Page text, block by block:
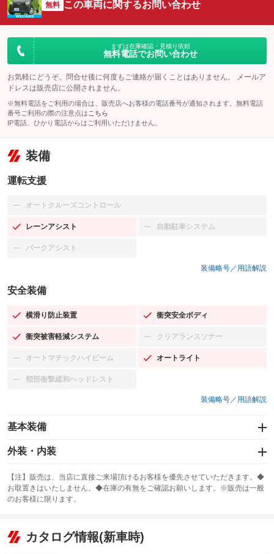
無料 この車両に関するお問い合わせ
まずは在庫確認・見積り依頼
無料電話でお問い合わせ
お気軽にどうぞ。問合せ後に何度もご連絡が届くことはありません。 メールア
ドレスは販売店に公開されません。
※無料電話をご利用の場合は、販売店へお客様の電話番号が通知されます。無料電話
番号ご利用の際の注意点は こちら
IP電話、ひかり電話からはご利用いただけません。
装備
運転支援
オートクルーズコントロール
：装備なし
レーンアシスト
：装備あり 自動駐車システム
：装備なし
パークアシスト
：装備なし
装備略号／用語解説
安全装備
横滑り防止装置
：装備あり 衝突安全ボディ
：装備あり
衝突被害軽減システム
：装備あり クリアランスソナー
：装備なし
オートマチックハイビーム
：装備なし オートライト
：装備あり
頸部衝撃緩和ヘッドレスト
：装備なし
装備略号／用語解説
基本装備
エアバッグ：運転席/助手席/サイド
：装備あり
：装備なし
サンルーフ
：装備なし ABS
リフトアップ
：装備なし
外装・内装
カーナビ
：装備なし
TV
：装備なし
ビジュアル
：装備なし
【注】販売は、当店に直接ご来場頂けるお客様を優先させていただきます。◆
お取置きはいたしません。◆在庫の有無をご確認お願いします。※販売は一般
のお客様に限ります。
カタログ情報(新車時)